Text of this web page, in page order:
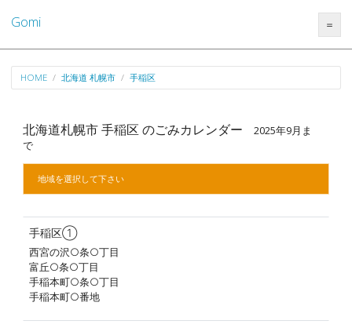
Gomi ＝
HOME 北海道 札幌市 手稲区
北海道札幌市 手稲区 のごみカレンダー
2025年9月ま
で
地域を選択して下さい
手稲区①
西宮の沢○条○丁目
富丘○条○丁目
手稲本町○条○丁目
手稲本町○番地